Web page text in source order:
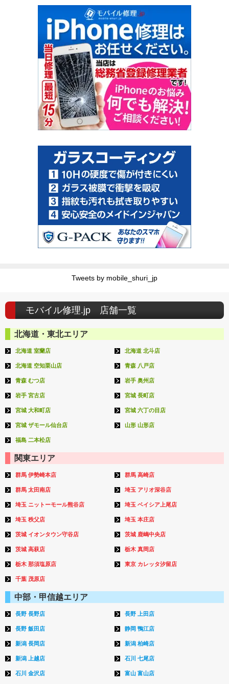
Tweets by mobile_shuri_jp
モバイル修理.jp 店舗一覧
北海道・東北エリア
北海道 室蘭店 北海道 北斗店
北海道 空知栗山店 青森 八戸店
青森 むつ店 岩手 奥州店
岩手 宮古店 宮城 長町店
宮城 大和町店 宮城 六丁の目店
宮城 ザモール仙台店 山形 山形店
福島 二本松店
関東エリア
群馬 伊勢崎本店 群馬 高崎店
群馬 太田南店 埼玉 アリオ深谷店
埼玉 ニットーモール熊谷店 埼玉 ベイシア上尾店
埼玉 秩父店 埼玉 本庄店
茨城 イオンタウン守谷店 茨城 鹿嶋中央店
茨城 高萩店 栃木 真岡店
栃木 那須塩原店 東京 カレッタ汐留店
千葉 茂原店
中部・甲信越エリア
長野 長野店 長野 上田店
長野 飯田店 静岡 鴨江店
新潟 長岡店 新潟 柏崎店
新潟 上越店 石川 七尾店
石川 金沢店 富山 富山店